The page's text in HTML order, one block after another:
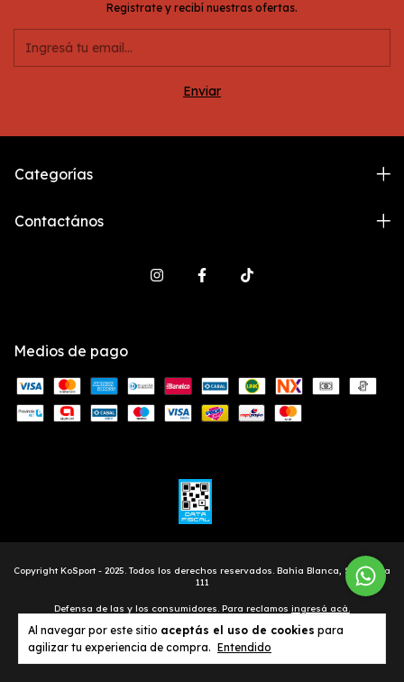
Al navegar por este sitio aceptás el uso de cookies para
agilizar tu experiencia de compra. Entendido
Registrate y recibí nuestras ofertas.
Categorías
Contactános
Medios de pago
Defensa de las y los consumidores. Para reclamos ingresá acá.
Botón de arrepentimiento